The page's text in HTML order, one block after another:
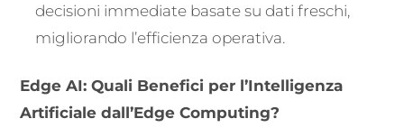
decisioni immediate basate su dati freschi,
migliorando l’efficienza operativa.
Edge AI: Quali Benefici per l’Intelligenza
Artificiale dall’Edge Computing?